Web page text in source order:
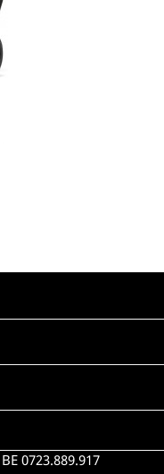
0723.889.917